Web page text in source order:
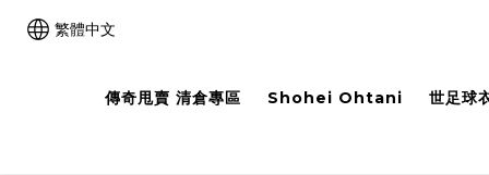
繁體中文
傳奇甩賣 清倉專區 Shohei Ohtani 世足球